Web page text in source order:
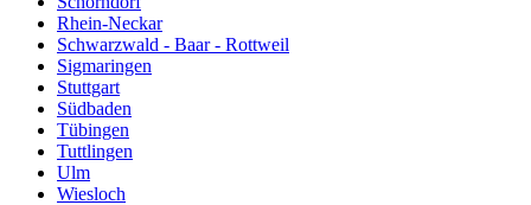
Rhein-Neckar
Schwarzwald - Baar - Rottweil
Sigmaringen
Stuttgart
Südbaden
Tübingen
Tuttlingen
Ulm
Wiesloch